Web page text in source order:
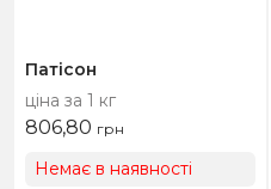
Патісон
ціна за 1 кг
806,80 грн
Немає в наявності